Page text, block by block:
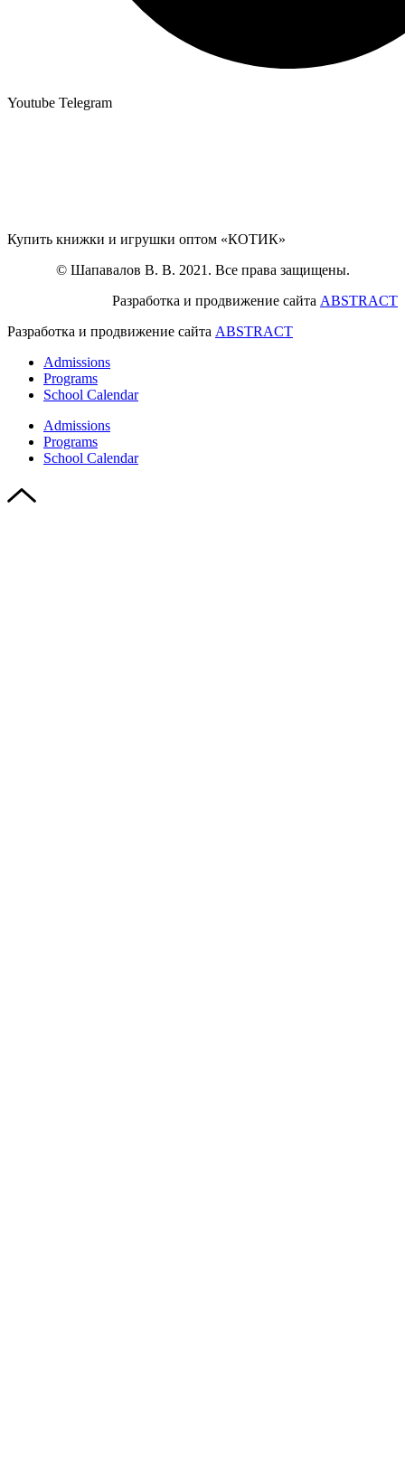
Youtube Telegram
Купить книжки и игрушки оптом «КОТИК»
© Шапавалов В. В. 2021. Все права защищены.
Разработка и продвижение сайта ABSTRACT
Разработка и продвижение сайта ABSTRACT
Admissions
Programs
School Calendar
Admissions
Programs
School Calendar